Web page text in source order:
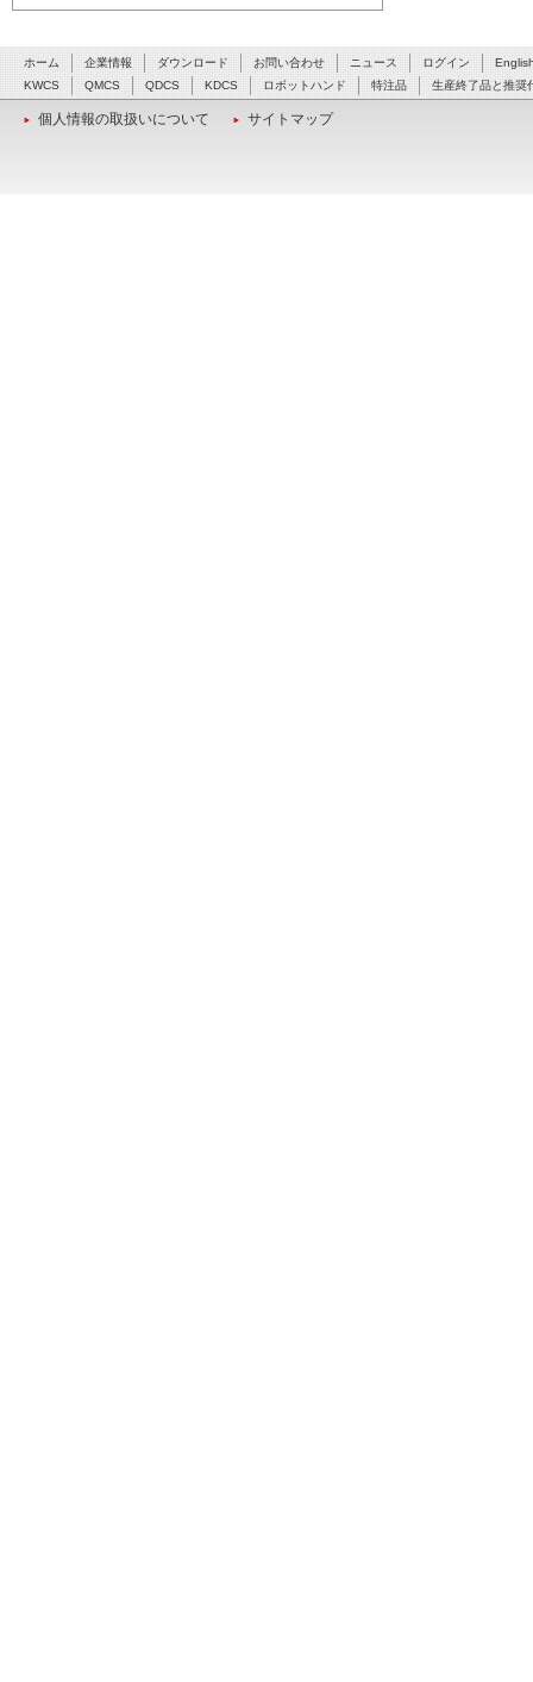
ホーム 企業情報 ダウンロード お問い合わせ ニュース ログイン
KWCS
QMCS QDCS KDCS ロボットハンド 特注品 生産終了品と推奨
個人情報の取扱いについて サイトマップ